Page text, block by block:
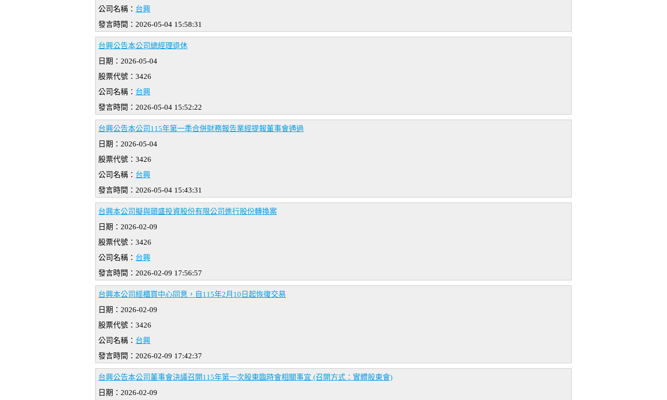
公司名稱： 台興
發言時間：2026-05-04 15:58:31
台興公告本公司總經理退休
日期：2026-05-04
股票代號：3426
公司名稱： 台興
發言時間：2026-05-04 15:52:22
台興公告本公司115年第一季合併財務報告業經提報董事會通過
日期：2026-05-04
股票代號：3426
公司名稱： 台興
發言時間：2026-05-04 15:43:31
台興本公司擬與頤盛投資股份有限公司進行股份轉換案
日期：2026-02-09
股票代號：3426
公司名稱： 台興
發言時間：2026-02-09 17:56:57
台興本公司經櫃買中心同意，自115年2月10日起恢復交易
日期：2026-02-09
股票代號：3426
公司名稱： 台興
發言時間：2026-02-09 17:42:37
台興公告本公司董事會決議召開115年第一次股東臨時會相關事宜 (召開方式：實體股東會)
日期：2026-02-09